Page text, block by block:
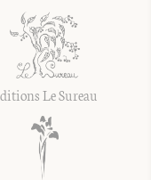
Le Sureau